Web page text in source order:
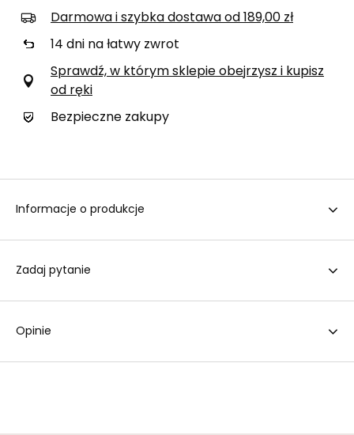
Darmowa i szybka dostawa od 189,00 zł
14 dni na łatwy zwrot
Sprawdź, w którym sklepie obejrzysz i kupisz
od ręki
Bezpieczne zakupy
Informacje o produkcje
Zadaj pytanie
Opinie